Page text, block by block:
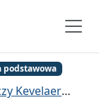
podstawowa
Kevelaer